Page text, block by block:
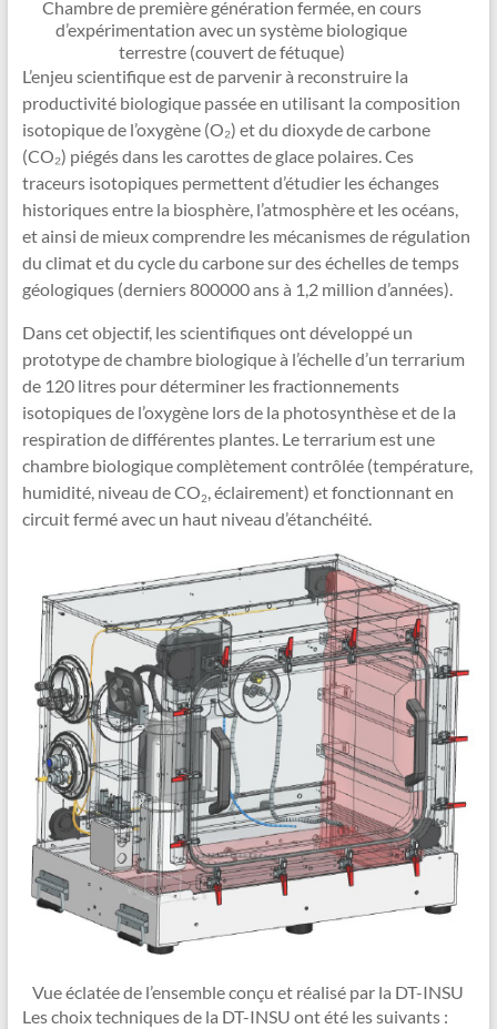
Chambre de première génération fermée, en cours
d’expérimentation avec un système biologique
terrestre (couvert de fétuque)
L’enjeu scientifique est de parvenir à reconstruire la
productivité biologique passée en utilisant la composition
isotopique de l’oxygène (O₂) et du dioxyde de carbone
(CO₂) piégés dans les carottes de glace polaires. Ces
traceurs isotopiques permettent d’étudier les échanges
historiques entre la biosphère, l’atmosphère et les océans,
et ainsi de mieux comprendre les mécanismes de régulation
du climat et du cycle du carbone sur des échelles de temps
géologiques (derniers 800000 ans à 1,2 million d’années).
Dans cet objectif, les scientifiques ont développé un
prototype de chambre biologique à l’échelle d’un terrarium
de 120 litres pour déterminer les fractionnements
isotopiques de l’oxygène lors de la photosynthèse et de la
respiration de différentes plantes. Le terrarium est une
chambre biologique complètement contrôlée (température,
humidité, niveau de CO2, éclairement) et fonctionnant en
circuit fermé avec un haut niveau d’étanchéité.
Vue éclatée de l’ensemble conçu et réalisé par la DT-INSU
Les choix techniques de la DT-INSU ont été les suivants :